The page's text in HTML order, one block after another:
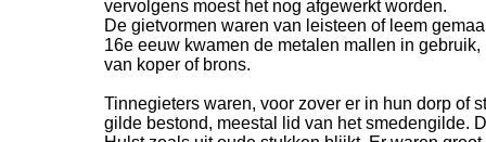
vervolgens moest het nog afgewerkt worden.
De gietvormen waren van leisteen of leem
16e eeuw kwamen de metalen mallen in
van koper of brons.
Tinnegieters waren, voor zover er in hun dorp of
gilde bestond, meestal lid van het smedengilde.